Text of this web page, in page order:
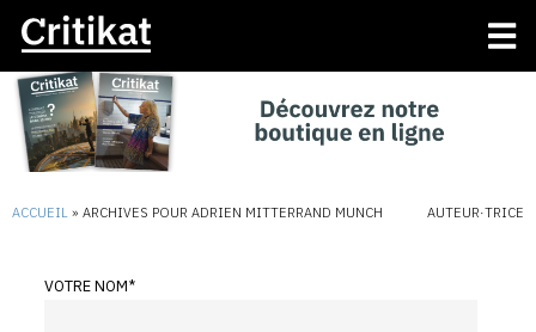
ACCUEIL » ARCHIVES POUR ADRIEN MITTERRAND MUNCH AUTEUR·TRICE
VOTRE NOM*